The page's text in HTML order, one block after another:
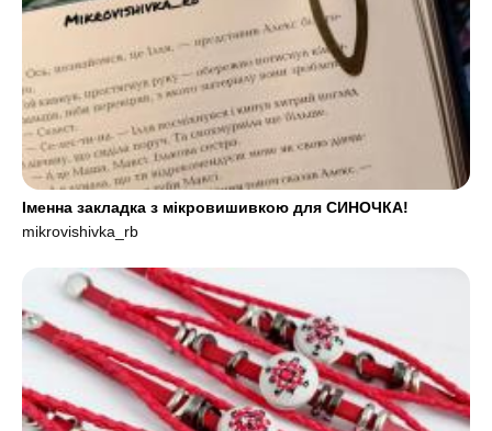
Іменна закладка з мікровишивкою для СИНОЧКА!
mikrovishivka_rb